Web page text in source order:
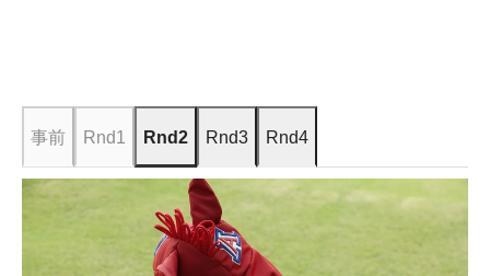
事前 Rnd1 Rnd2 Rnd3 Rnd4